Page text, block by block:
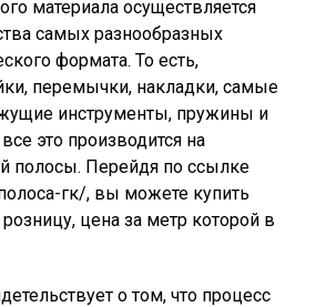
материала осуществляется
самых разнообразных
формата. То есть,
перемычки, накладки, самые
инструменты, пружины и
это производится на
полосы. Перейдя по ссылке
гк/, вы можете купить
цена за метр которой в
о том, что процесс